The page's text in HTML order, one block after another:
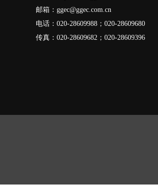
邮箱： ggec@ggec.com.cn
电话：020-28609988； 020-28609680
传真：020-28609682；020-28609396